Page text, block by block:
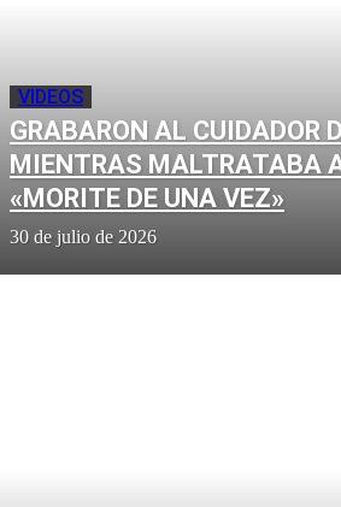
VIDEOS
GRABARON AL CUIDADOR
MIENTRAS MALTRATABA
«MORITE DE UNA VEZ»
30 de julio de 2026